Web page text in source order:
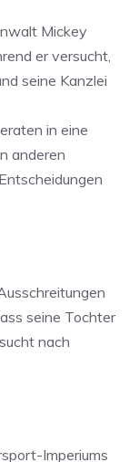
Mickey
er versucht,
seine Kanzlei
in eine
anderen
seine Tochter
nach
Imperiums